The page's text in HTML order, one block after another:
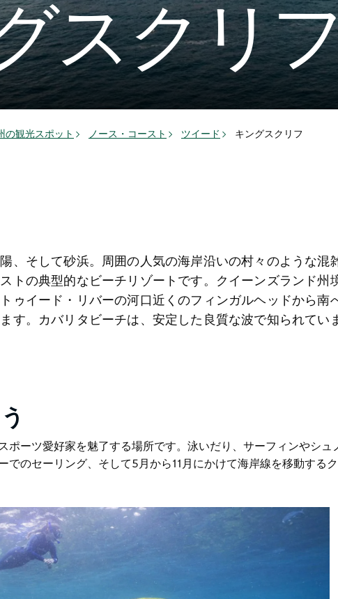
スクリ
の観光スポット ノース・コースト ツイード キングスクリフ
、そして砂浜。周囲の人気の海岸沿いの村々のような混
トの典型的なビーチリゾートです。クイーンズランド州
ゥイード・リバーの河口近くのフィンガルヘッドから南
す。カバリタビーチは、安定した良質な波で知られてい
ポーツ愛好家を魅了する場所です。泳いだり、サーフィンやシュ
でのセーリング、そして5月から11月にかけて海岸線を移動する